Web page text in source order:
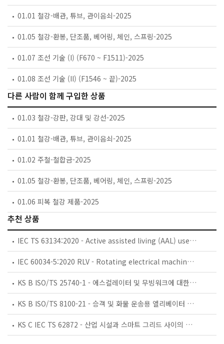
01.01 철강-배관, 튜브, 관이음쇠-2025
01.05 철강-환봉, 단조품, 베어링, 체인, 스프링-2025
01.07 조선 기술 (I) (F670 ~ F1511)-2025
01.08 조선 기술 (II) (F1546 ~ 끝)-2025
다른 사람이 함께 구입한 상품
01.03 철강-강판, 강대 및 강선-2025
01.01 철강-배관, 튜브, 관이음쇠-2025
01.02 주철-철합금-2025
01.05 철강-환봉, 단조품, 베어링, 체인, 스프링-2025
01.06 피복 철강 제품-2025
추천 상품
IEC TS 63134:2020 - Active assisted living (AAL) use cases
IEC 60034-5:2020 RLV - Rotating electrical machines - Part 5: Degrees of protection provided by the integral design of rotating electrical machines (IP code) - Classification
KS B ISO/TS 25740-1 - 에스컬레이터 및 무빙워크에 대한 안전요건 — 제1부: 세계공통 필수 안전요건(GESRs)
KS B ISO/TS 8100-21 - 승객 및 화물 운송용 엘리베이터 —제21부: 세계공통 필수안전요건(GESRs)을 충족하는 세계공통 안전 파라미터(GSPs)
KS C IEC TS 62872 - 산업 시설과 스마트 그리드 사이의 산업 공정 측정, 제어 및 자동화 시스템 인터페이스